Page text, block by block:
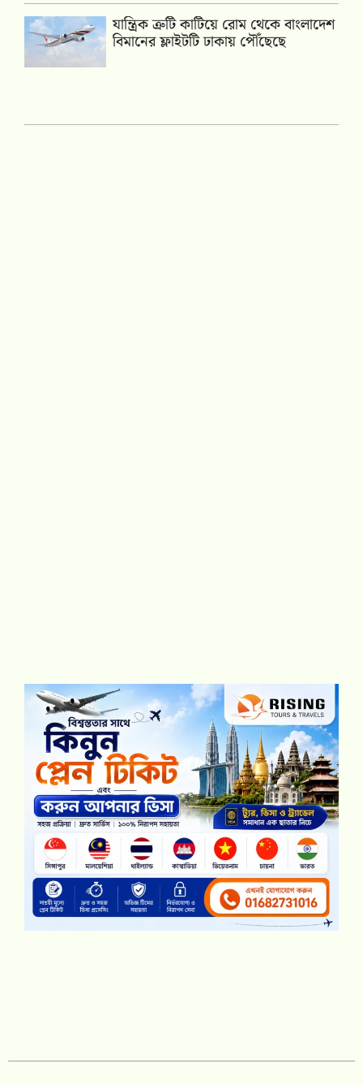
যান্ত্রিক ত্রুটি কাটিয়ে রোম থেকে বাংলাদেশ
বিমানের ফ্লাইটটি ঢাকায় পৌঁছেছে